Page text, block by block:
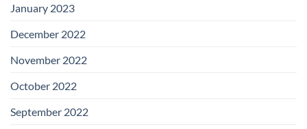
January 2023
December 2022
November 2022
October 2022
September 2022